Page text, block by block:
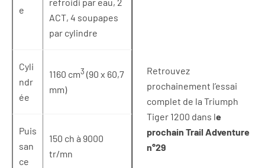
e
refroidi par eau, 2
ACT, 4 soupapes
par cylindre
Cyli
ndr
ée
1160 cm3 (90 x 60,7
mm)
Puis
san
ce
150 ch à 9000
tr/mn
Retrouvez
prochainement l’essai
complet de la Triumph
Tiger 1200 dans le
prochain Trail Adventure
n°29